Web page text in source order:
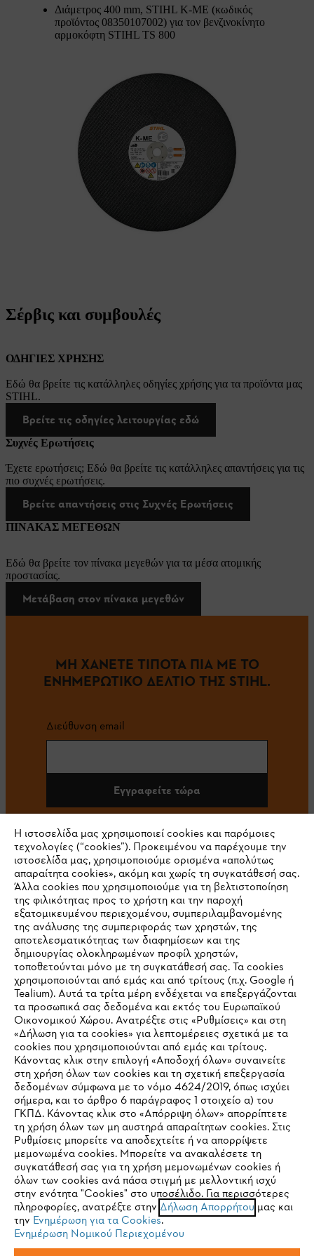
Διάμετρος 400 mm, STIHL K-ME (κωδικός
προϊόντος 08350107002) για τον βενζινοκίνητο
αρμοκόφτη STIHL TS 800
Σέρβις και συμβουλές
ΟΔΗΓΙΕΣ ΧΡΗΣΗΣ
Εδώ θα βρείτε τις κατάλληλες οδηγίες χρήσης για τα προϊόντα μας
STIHL.
Βρείτε τις οδηγίες λειτουργίας εδώ
Συχνές Ερωτήσεις
Έχετε ερωτήσεις; Εδώ θα βρείτε τις κατάλληλες απαντήσεις για τις
πιο συχνές ερωτήσεις.
Βρείτε απαντήσεις στις Συχνές Ερωτήσεις
ΠΙΝΑΚΑΣ ΜΕΓΕΘΩΝ
Εδώ θα βρείτε τον πίνακα μεγεθών για τα μέσα ατομικής
προστασίας.
Μετάβαση στον πίνακα μεγεθών
ΜΗ ΧΑΝΕΤΕ ΤΙΠΟΤΑ ΠΙΑ ΜΕ ΤΟ
ΕΝΗΜΕΡΩΤΙΚΟ ΔΕΛΤΙΟ ΤΗΣ STIHL.
Διεύθυνση email
Εγγραφείτε τώρα
#STIHL
Εταιρεία
STIHL Συχνές ερωτήσεις
Service
Πολιτική απορρήτου Νομικό κείμενο Cookies
Νομικές πληροφορίες
ANDREAS STIHL ΜΟΝΟΠΡΟΣΩΠΗ A.E
IHR BROWSER WIRD NICHT
UNTERSTÜTZT
Sie nutzen einen Browser, den wir noch nicht unterstützen. Für
eine optimale Nutzung unserer Seite empfehlen wir Ihnen, zu
einem der folgenden Browser zu wechseln:
Firefox Chrome
Η ιστοσελίδα μας χρησιμοποιεί cookies και παρόμοιες
τεχνολογίες (“cookies”). Προκειμένου να παρέχουμε την
ιστοσελίδα μας, χρησιμοποιούμε ορισμένα «απολύτως
απαραίτητα cookies», ακόμη και χωρίς τη συγκατάθεσή σας.
Άλλα cookies που χρησιμοποιούμε για τη βελτιστοποίηση
της φιλικότητας προς το χρήστη και την παροχή
εξατομικευμένου περιεχομένου, συμπεριλαμβανομένης
της ανάλυσης της συμπεριφοράς των χρηστών, της
αποτελεσματικότητας των διαφημίσεων και της
δημιουργίας ολοκληρωμένων προφίλ χρηστών,
τοποθετούνται μόνο με τη συγκατάθεσή σας. Τα cookies
χρησιμοποιούνται από εμάς και από τρίτους (π.χ. Google ή
Tealium). Αυτά τα τρίτα μέρη ενδέχεται να επεξεργάζονται
τα προσωπικά σας δεδομένα και εκτός του Ευρωπαϊκού
Οικονομικού Χώρου. Ανατρέξτε στις «Ρυθμίσεις» και στη
«Δήλωση για τα cookies» για λεπτομέρειες σχετικά με τα
cookies που χρησιμοποιούνται από εμάς και τρίτους.
Κάνοντας κλικ στην επιλογή «Αποδοχή όλων» συναινείτε
στη χρήση όλων των cookies και τη σχετική επεξεργασία
δεδομένων σύμφωνα με το νόμο 4624/2019, όπως ισχύει
σήμερα, και το άρθρο 6 παράγραφος 1 στοιχείο α) του
ΓΚΠΔ. Κάνοντας κλικ στο «Απόρριψη όλων» απορρίπτετε
τη χρήση όλων των μη αυστηρά απαραίτητων cookies. Στις
Ρυθμίσεις μπορείτε να αποδεχτείτε ή να απορρίψετε
μεμονωμένα cookies. Μπορείτε να ανακαλέσετε τη
συγκατάθεσή σας για τη χρήση μεμονωμένων cookies ή
όλων των cookies ανά πάσα στιγμή με μελλοντική ισχύ
στην ενότητα "Cookies" στο υποσέλιδο. Για περισσότερες
πληροφορίες, ανατρέξτε στην Δήλωση Απορρήτου μας και
την Ενημέρωση για τα Cookies.
Ενημέρωση Νομικού Περιεχομένου